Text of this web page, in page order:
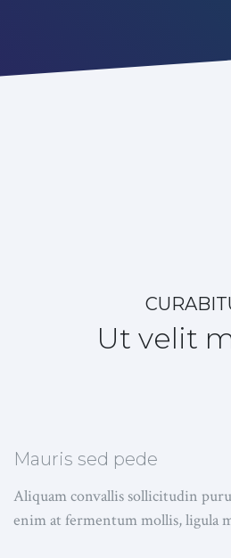
Ut velit
Mauris sed pede
Aliquam convallis sollicitudin
enim at fermentum mollis, ligula